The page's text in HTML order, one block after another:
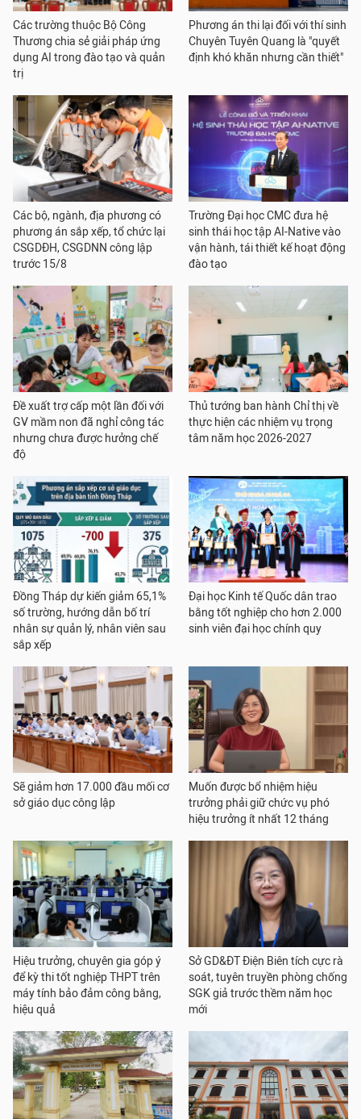
Các trường thuộc Bộ Công
Thương chia sẻ giải pháp ứng
dụng AI trong đào tạo và quản
trị
Phương án thi lại đối với thí sinh
Chuyên Tuyên Quang là "quyết
định khó khăn nhưng cần thiết"
Các bộ, ngành, địa phương có
phương án sắp xếp, tổ chức lại
CSGDĐH, CSGDNN công lập
trước 15/8
Trường Đại học CMC đưa hệ
sinh thái học tập AI-Native vào
vận hành, tái thiết kế hoạt động
đào tạo
Đề xuất trợ cấp một lần đối với
GV mầm non đã nghỉ công tác
nhưng chưa được hưởng chế
độ
Thủ tướng ban hành Chỉ thị về
thực hiện các nhiệm vụ trọng
tâm năm học 2026-2027
Đồng Tháp dự kiến giảm 65,1%
số trường, hướng dẫn bố trí
nhân sự quản lý, nhân viên sau
sắp xếp
Đại học Kinh tế Quốc dân trao
bằng tốt nghiệp cho hơn 2.000
sinh viên đại học chính quy
Sẽ giảm hơn 17.000 đầu mối cơ
sở giáo dục công lập
Muốn được bổ nhiệm hiệu
trưởng phải giữ chức vụ phó
hiệu trưởng ít nhất 12 tháng
Hiệu trưởng, chuyên gia góp ý
để kỳ thi tốt nghiệp THPT trên
máy tính bảo đảm công bằng,
hiệu quả
Sở GD&ĐT Điện Biên tích cực rà
soát, tuyên truyền phòng chống
SGK giả trước thềm năm học
mới